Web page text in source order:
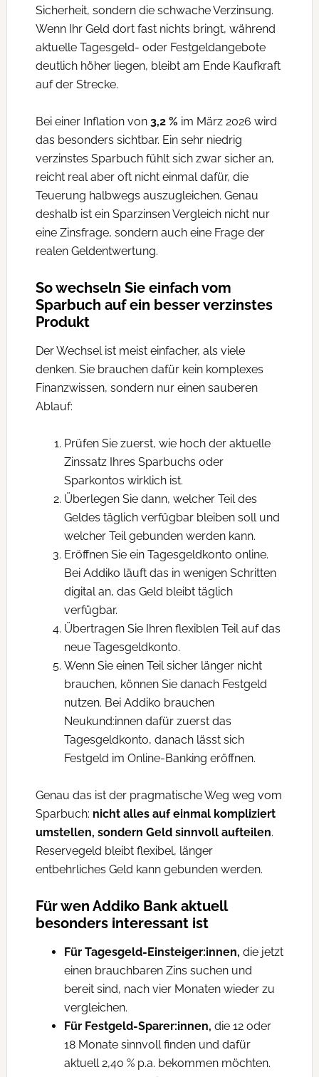
Sicherheit, sondern die schwache Verzinsung.
Wenn Ihr Geld dort fast nichts bringt, während
aktuelle Tagesgeld- oder Festgeldangebote
deutlich höher liegen, bleibt am Ende Kaufkraft
auf der Strecke.
Bei einer Inflation von 3,2 % im März 2026 wird
das besonders sichtbar. Ein sehr niedrig
verzinstes Sparbuch fühlt sich zwar sicher an,
reicht real aber oft nicht einmal dafür, die
Teuerung halbwegs auszugleichen. Genau
deshalb ist ein Sparzinsen Vergleich nicht nur
eine Zinsfrage, sondern auch eine Frage der
realen Geldentwertung.
So wechseln Sie einfach vom
Sparbuch auf ein besser verzinstes
Produkt
Der Wechsel ist meist einfacher, als viele
denken. Sie brauchen dafür kein komplexes
Finanzwissen, sondern nur einen sauberen
Ablauf:
Prüfen Sie zuerst, wie hoch der aktuelle
Zinssatz Ihres Sparbuchs oder
Sparkontos wirklich ist.
Überlegen Sie dann, welcher Teil des
Geldes täglich verfügbar bleiben soll und
welcher Teil gebunden werden kann.
Eröffnen Sie ein Tagesgeldkonto online.
Bei Addiko läuft das in wenigen Schritten
digital an, das Geld bleibt täglich
verfügbar.
Übertragen Sie Ihren flexiblen Teil auf das
neue Tagesgeldkonto.
Wenn Sie einen Teil sicher länger nicht
brauchen, können Sie danach Festgeld
nutzen. Bei Addiko brauchen
Neukund:innen dafür zuerst das
Tagesgeldkonto, danach lässt sich
Festgeld im Online-Banking eröffnen.
Genau das ist der pragmatische Weg weg vom
Sparbuch: nicht alles auf einmal kompliziert
umstellen, sondern Geld sinnvoll aufteilen.
Reservegeld bleibt flexibel, länger
entbehrliches Geld kann gebunden werden.
Für wen Addiko Bank aktuell
besonders interessant ist
Für Tagesgeld-Einsteiger:innen, die jetzt
einen brauchbaren Zins suchen und
bereit sind, nach vier Monaten wieder zu
vergleichen.
Für Festgeld-Sparer:innen, die 12 oder
18 Monate sinnvoll finden und dafür
aktuell 2,40 % p.a. bekommen möchten.